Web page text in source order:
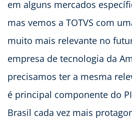
em alguns mercados
mas vemos a TOTVS com
muito mais relevante no
empresa de tecnologia da
precisamos ter a mesma
é principal componente do
Brasil cada vez mais